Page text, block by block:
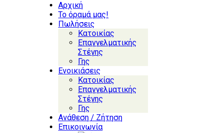
Αρχική
Το όραμά μας!
Πωλήσεις
Κατοικίας
Επαγγελματικής
Στέγης
Γης
Ενοικιάσεις
Κατοικίας
Επαγγελματικής
Στέγης
Γης
Ανάθεση / Ζήτηση
Επικοινωνία